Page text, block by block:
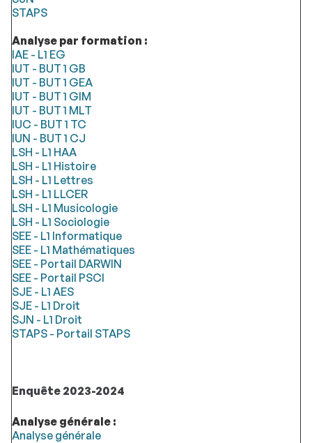
STAPS
Analyse par formation :
IAE - L1 EG
IUT - BUT 1 GB
IUT - BUT 1 GEA
IUT - BUT 1 GIM
IUT - BUT 1 MLT
IUC - BUT 1 TC
IUN - BUT 1 CJ
LSH - L1 HAA
​​​​LSH - L1 Histoire
LSH - L1 Lettres
LSH - L1 LLCER
LSH - L1 Musicologie
LSH - L1 Sociologie
SEE - L1 Informatique
SEE - L1 Mathématiques
SEE - Portail DARWIN
SEE - Portail PSCI
SJE - L1 AES
SJE - L1 Droit
SJN - L1 Droit
STAPS - Portail STAPS
Enquête 2023-2024
Analyse générale :
Analyse générale